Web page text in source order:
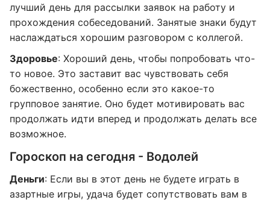
лучший день для рассылки заявок на работу и
прохождения собеседований. Занятые знаки будут
наслаждаться хорошим разговором с коллегой.
Здоровье: Хороший день, чтобы попробовать что-
то новое. Это заставит вас чувствовать себя
божественно, особенно если это какое-то
групповое занятие. Оно будет мотивировать вас
продолжать идти вперед и продолжать делать все
возможное.
Гороскоп на сегодня - Водолей
Деньги: Если вы в этот день не будете играть в
азартные игры, удача будет сопутствовать вам в